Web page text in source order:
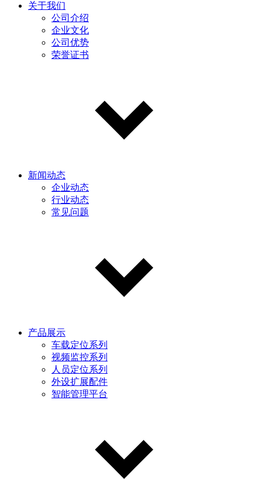
关于我们
公司介绍
企业文化
公司优势
荣誉证书
新闻动态
企业动态
行业动态
常见问题
产品展示
车载定位系列
视频监控系列
人员定位系列
外设扩展配件
智能管理平台